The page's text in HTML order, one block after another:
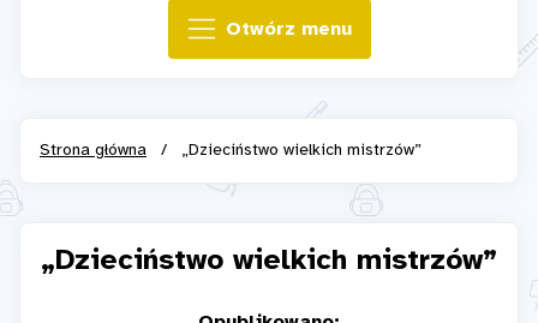
Otwórz menu
Strona główna / „Dzieciństwo wielkich mistrzów”
„Dzieciństwo wielkich mistrzów”